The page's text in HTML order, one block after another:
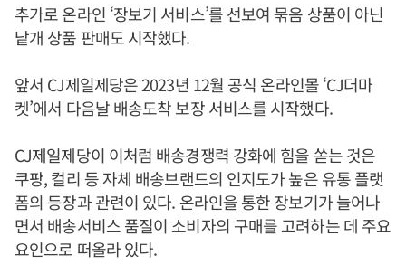
추가로 온라인 ‘장보기 서비스’를 선보여 묶음 상품이 아닌
낱개 상품 판매도 시작했다.
앞서 CJ제일제당은 2023년 12월 공식 온라인몰 ‘CJ더마
켓’에서 다음날 배송도착 보장 서비스를 시작했다.
CJ제일제당이 이처럼 배송경쟁력 강화에 힘을 쏟는 것은
쿠팡, 컬리 등 자체 배송브랜드의 인지도가 높은 유통 플랫
폼의 등장과 관련이 있다. 온라인을 통한 장보기가 늘어나
면서 배송서비스 품질이 소비자의 구매를 고려하는 데 주요
요인으로 떠올라 있다.